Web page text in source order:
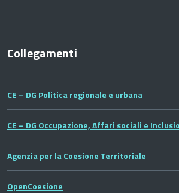
Collegamenti
CE – DG Politica regionale e urbana
CE – DG Occupazione, Affari sociali e
Agenzia per la Coesione Territoriale
OpenCoesione